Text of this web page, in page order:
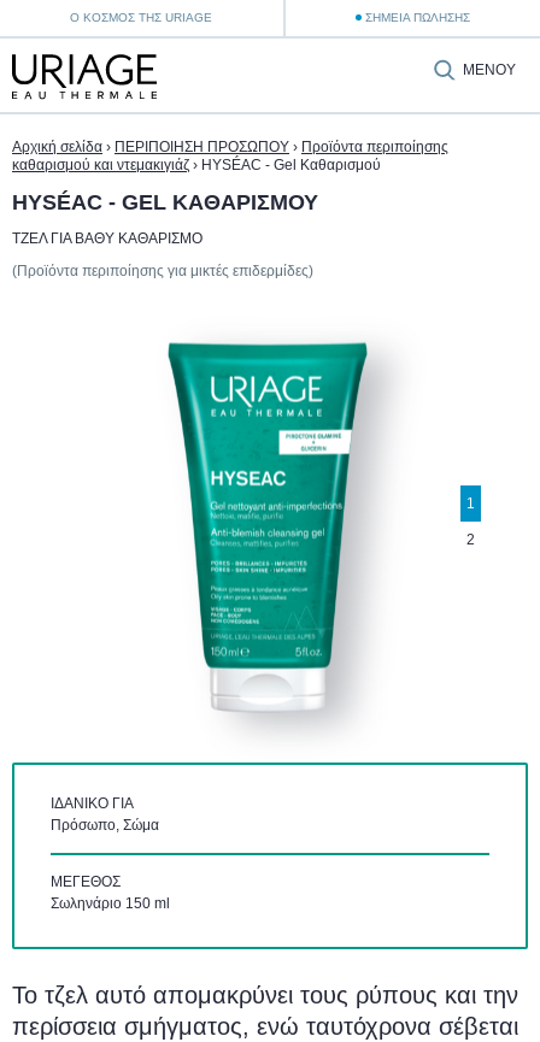
Ο ΚΌΣΜΟΣ ΤΗΣ URIAGE ΣΗΜΕΊΑ ΠΏΛΗΣΗΣ
ΜΕΝΟΎ
Αρχική σελίδα › ΠΕΡΙΠΟΙΗΣΗ ΠΡΟΣΩΠΟΥ › Προϊόντα περιποίησης
καθαρισμού και ντεμακιγιάζ › HYSÉAC - Gel Καθαρισμού
HYSÉAC - GEL ΚΑΘΑΡΙΣΜΟΎ
ΤΖΕΛ ΓΙΑ ΒΑΘΎ ΚΑΘΑΡΙΣΜΌ
(Προϊόντα περιποίησης για μικτές επιδερμίδες)
1
2
ΙΔΑΝΙΚΌ ΓΙΑ
Πρόσωπο, Σώμα
ΜΈΓΕΘΟΣ
Σωληνάριο 150 ml
Το τζελ αυτό απομακρύνει τους ρύπους και την
περίσσεια σμήγματος, ενώ ταυτόχρονα σέβεται